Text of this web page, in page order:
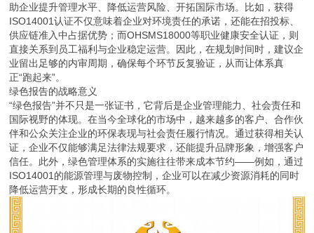
助企业提升管理水平、降低运营风险、开拓国际市场。比如，获得
ISO14001认证不仅意味着企业对环境责任的承诺，还能在招投标、
供应链准入中占据优势；而OHSMS18000等职业健康安全认证，则
直接关系到员工福利与企业稳定运营。因此，在规划时间时，建议企
业留出足够的内审周期，确保每个环节反复验证，从而让体系真
正“跑起来”。
绿色报告的战略意义
“绿色报告”并不只是一张证书，它背后是企业管理能力、社会责任和
国际视野的体现。在当今全球化的市场中，越来越多的客户、合作伙
伴和公众关注企业的环保表现与社会责任履行情况。通过获得相关认
证，企业不仅能够满足法律法规要求，还能提升品牌形象，增强客户
信任。此外，绿色管理体系的实施往往带来成本节约——例如，通过
ISO14001的能源管理与废物控制，企业可以在减少资源消耗的同时
降低运营开支，形成长期的良性循环。